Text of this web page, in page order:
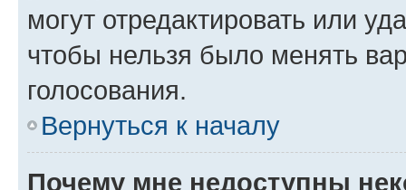
могут отредактировать или
чтобы нельзя было менять
голосования.
Вернуться к началу
Почему мне недоступны